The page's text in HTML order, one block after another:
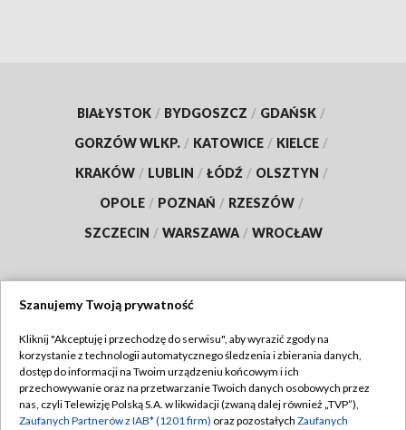
BIAŁYSTOK / BYDGOSZCZ / GDAŃSK /
GORZÓW WLKP. / KATOWICE / KIELCE /
KRAKÓW / LUBLIN / ŁÓDŹ / OLSZTYN /
OPOLE / POZNAŃ / RZESZÓW /
SZCZECIN / WARSZAWA / WROCŁAW
TVP
Abonament TVP
Emisja w TVP
Regulamin TVP
Polityka prywatności
Szanujemy Twoją prywatność
Kliknij "Akceptuję i przechodzę do serwisu", aby wyrazić zgody na
korzystanie z technologii automatycznego śledzenia i zbierania danych,
dostęp do informacji na Twoim urządzeniu końcowym i ich
przechowywanie oraz na przetwarzanie Twoich danych osobowych przez
nas, czyli Telewizję Polską S.A. w likwidacji (zwaną dalej również „TVP”),
Zaufanych Partnerów z IAB* (1201 firm) oraz pozostałych Zaufanych